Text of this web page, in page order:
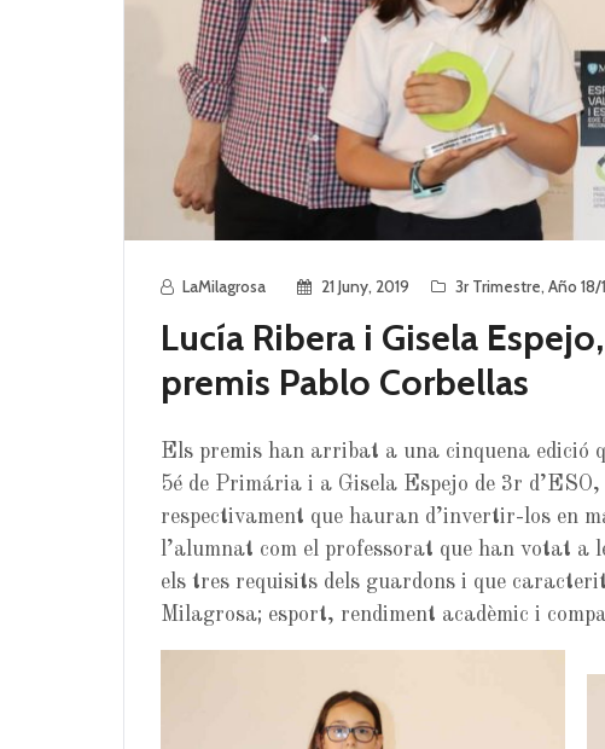
LaMilagrosa 21 Juny, 2019 3r Trimestre, Año 18/
Lucía Ribera i Gisela
premis Pablo Corbellas
Els premis han arribat a una cinquena edició
5é de Primária i a Gisela Espejo de 3r
respectivament que hauran d’invertir-los en
l’alumnat com el professorat que han votat a
els tres requisits dels guardons i que
Milagrosa; esport, rendiment acadèmic i